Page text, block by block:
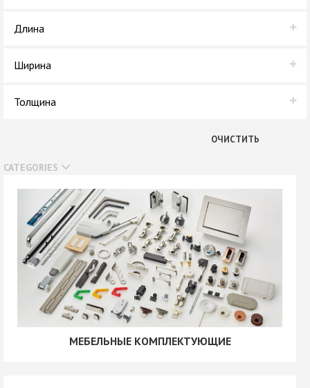
Длина
Ширина
Толщина
ОЧИСТИТЬ
CATEGORIES
МЕБЕЛЬНЫЕ КОМПЛЕКТУЮЩИЕ